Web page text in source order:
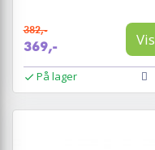
382,-
369,- Vis
På lager